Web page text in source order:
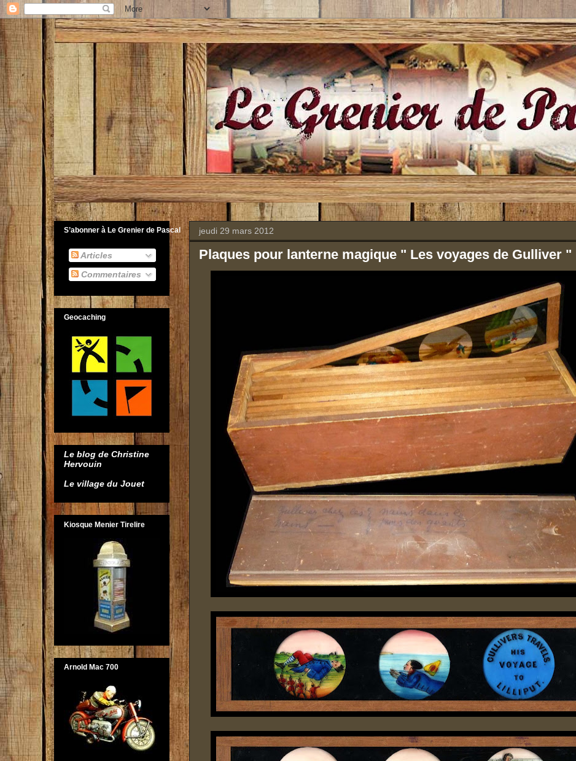
jeudi 29 mars 2012
Plaques pour lanterne magique " Les voyages de Gulliver "
S’abonner à Le Grenier de Pascal
Articles
Commentaires
Geocaching
Le blog de Christine
Hervouin
Le village du Jouet
Kiosque Menier Tirelire
Arnold Mac 700